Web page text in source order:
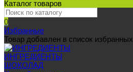
Каталог товаров
0
Избранные
Товар добавлен в список избранных
ИНГРЕДИЕНТЫ
ШОКОЛАД